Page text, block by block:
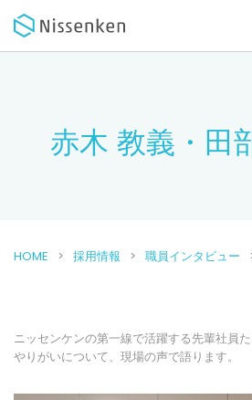
赤木 教義・田
HOME 採用情報 職員インタビュー
ニッセンケンの第一線で活躍する先輩社員
やりがいについて、現場の声で語ります。